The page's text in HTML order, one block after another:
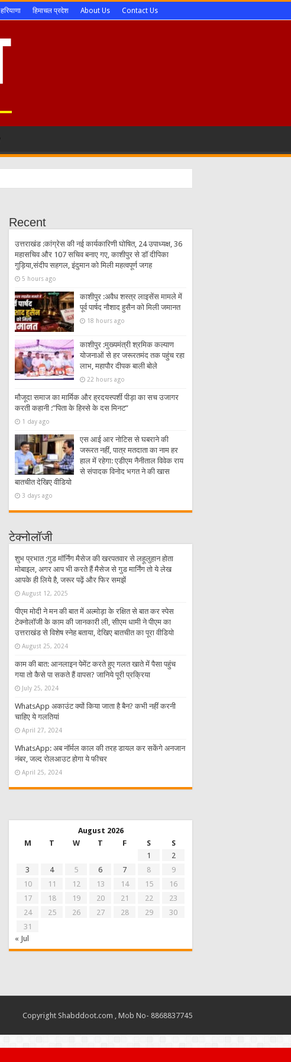
हरियाणा हिमाचल प्रदेश About Us Contact Us
Recent
उत्तराखंड :कांग्रेस की नई कार्यकारिणी घोषित, 24 उपाध्यक्ष, 36
महासचिव और 107 सचिव बनाए गए, काशीपुर से डॉ दीपिका
गुड़िया,संदीप सहगल, इंदुमान को मिली महत्वपूर्ण जगह
5 hours ago
काशीपुर :अवैध शस्त्र लाइसेंस मामले में
पूर्व पार्षद नौशाद हुसैन को मिली जमानत
18 hours ago
काशीपुर :मुख्यमंत्री श्रमिक कल्याण
योजनाओं से हर जरूरतमंद तक पहुंच रहा
लाभ, महापौर दीपक बाली बोले
22 hours ago
मौजूदा समाज का मार्मिक और ह्रदयस्पर्शी पीड़ा का सच उजागर
करती कहानी :”पिता के हिस्से के दस मिनट”
1 day ago
एस आई आर नोटिस से घबराने की
जरूरत नहीं, पात्र मतदाता का नाम हर
हाल में रहेगा: एडीएम नैनीताल विवेक राय
से संपादक विनोद भगत ने की खास
बातचीत देखिए वीडियो
3 days ago
टेक्नोलॉजी
शुभ प्रभात :गुड मॉर्निंग मैसेज की खरपतवार से लहूलुहान होता
मोबाइल, अगर आप भी करते हैं मैसेज से गुड मार्निंग तो ये लेख
आपके ही लिये है, जरूर पढ़ें और फिर समझें
August 12, 2025
पीएम मोदी ने मन की बात में अल्मोड़ा के रक्षित से बात कर स्पेस
टेक्नोलॉजी के काम की जानकारी ली, सीएम धामी ने पीएम का
उत्तराखंड से विशेष स्नेह बताया, देखिए बातचीत का पूरा वीडियो
August 25, 2024
काम की बात: आनलाइन पेमेंट करते हुए गलत खाते में पैसा पहुंच
गया तो कैसे पा सकते हैं वापस? जानिये पूरी प्रक्रिया
July 25, 2024
WhatsApp अकाउंट क्यों किया जाता है बैन? कभी नहीं करनी
चाहिए ये गलतियां
April 27, 2024
WhatsApp: अब नॉर्मल काल की तरह डायल कर सकेंगे अनजान
नंबर, जल्द रोलआउट होगा ये फीचर
April 25, 2024
August 2026
M
T W T F S
S
1
2
3
4 5 6 7 8
9
10
11 12 13 14 15
16
17
18 19 20 21 22
23
24
25 26 27 28 29
30
31
« Jul
Copyright Shabddoot.com , Mob No- 8868837745